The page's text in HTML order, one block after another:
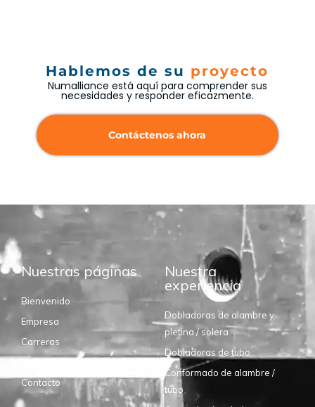
Hablemos de su proyecto
Numalliance está aquí para comprender sus
necesidades y responder eficazmente.
Contáctenos ahora
Nuestras páginas
Bienvenido
Empresa
Carreras
Proveedores
Contacto
Nuestra
experiencia
Dobladoras de alambre y
pletina / solera
Dobladoras de tubo
Conformado de alambre /
tubo